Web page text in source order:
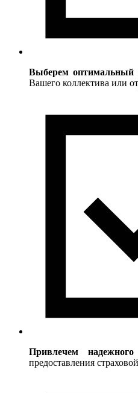
Выберем
Вашего коллектива или
Привлечем надежного
предоставления